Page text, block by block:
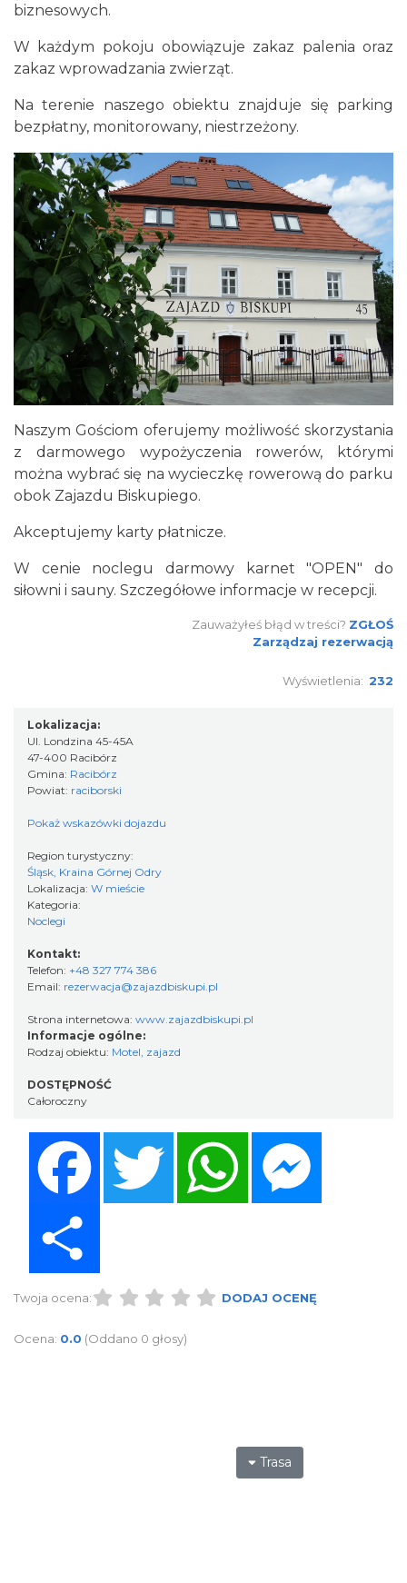
biznesowych.
W każdym pokoju obowiązuje zakaz palenia oraz
zakaz wprowadzania zwierząt.
Na terenie naszego obiektu znajduje się parking
bezpłatny, monitorowany, niestrzeżony.
Naszym Gościom oferujemy możliwość skorzystania
z darmowego wypożyczenia rowerów, którymi
można wybrać się na wycieczkę rowerową do parku
obok Zajazdu Biskupiego.
Akceptujemy karty płatnicze.
W cenie noclegu darmowy karnet "OPEN" do
siłowni i sauny. Szczegółowe informacje w recepcji.
Zauważyłeś błąd w treści? ZGŁOŚ
Zarządzaj rezerwacją
Wyświetlenia: 232
Lokalizacja:
Ul. Londzina 45-45A
47-400 Racibórz
Gmina: Racibórz
Powiat: raciborski
Pokaż wskazówki dojazdu
Region turystyczny:
Śląsk, Kraina Górnej Odry
Lokalizacja: W mieście
Kategoria:
Noclegi
Kontakt:
Telefon: +48 327 774 386
Email: rezerwacja@zajazdbiskupi.pl
Strona internetowa: www.zajazdbiskupi.pl
Informacje ogólne:
Rodzaj obiektu: Motel, zajazd
DOSTĘPNOŚĆ
Całoroczny
Twitter WhatsApp
Twoja ocena: DODAJ OCENĘ
Ocena: 0.0 (Oddano 0 głosy)
Trasa